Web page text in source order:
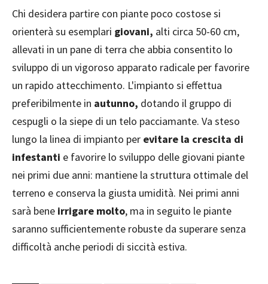
Chi desidera partire con piante poco costose si
orienterà su esemplari giovani, alti circa 50-60 cm,
allevati in un pane di terra che abbia consentito lo
sviluppo di un vigoroso apparato radicale per favorire
un rapido attecchimento. L'impianto si effettua
preferibilmente in autunno, dotando il gruppo di
cespugli o la siepe di un telo pacciamante. Va steso
lungo la linea di impianto per evitare la crescita di
infestanti e favorire lo sviluppo delle giovani piante
nei primi due anni: mantiene la struttura ottimale del
terreno e conserva la giusta umidità. Nei primi anni
sarà bene irrigare molto, ma in seguito le piante
saranno sufficientemente robuste da superare senza
difficoltà anche periodi di siccità estiva.